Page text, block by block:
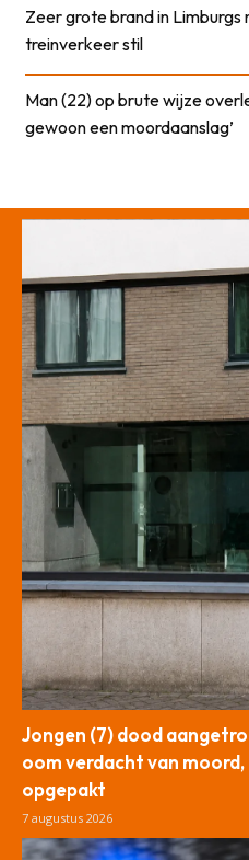
Zeer grote brand in Limburgs
treinverkeer stil
Man (22) op brute wijze
gewoon een moordaanslag’
Jongen (7) dood
oom verdacht van
opgepakt
7 augustus 2026